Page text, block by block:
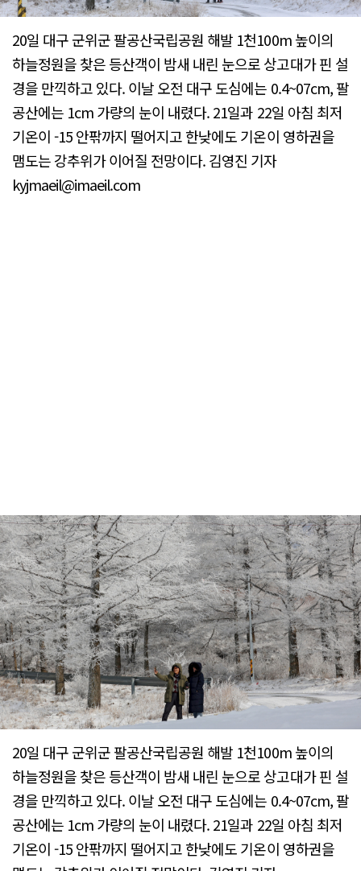
20일 대구 군위군 팔공산국립공원 해발 1천100m 높이의
하늘정원을 찾은 등산객이 밤새 내린 눈으로 상고대가 핀 설
경을 만끽하고 있다. 이날 오전 대구 도심에는 0.4~07cm, 팔
공산에는 1cm 가량의 눈이 내렸다. 21일과 22일 아침 최저
기온이 -15 안팎까지 떨어지고 한낮에도 기온이 영하권을
맴도는 강추위가 이어질 전망이다. 김영진 기자
kyjmaeil@imaeil.com
20일 대구 군위군 팔공산국립공원 해발 1천100m 높이의
하늘정원을 찾은 등산객이 밤새 내린 눈으로 상고대가 핀 설
경을 만끽하고 있다. 이날 오전 대구 도심에는 0.4~07cm, 팔
공산에는 1cm 가량의 눈이 내렸다. 21일과 22일 아침 최저
기온이 -15 안팎까지 떨어지고 한낮에도 기온이 영하권을